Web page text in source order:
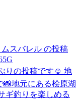
スバレル の投稿
りの投稿です☺️ 地
📸地元にある桧原湖
ギ釣りを楽しめる